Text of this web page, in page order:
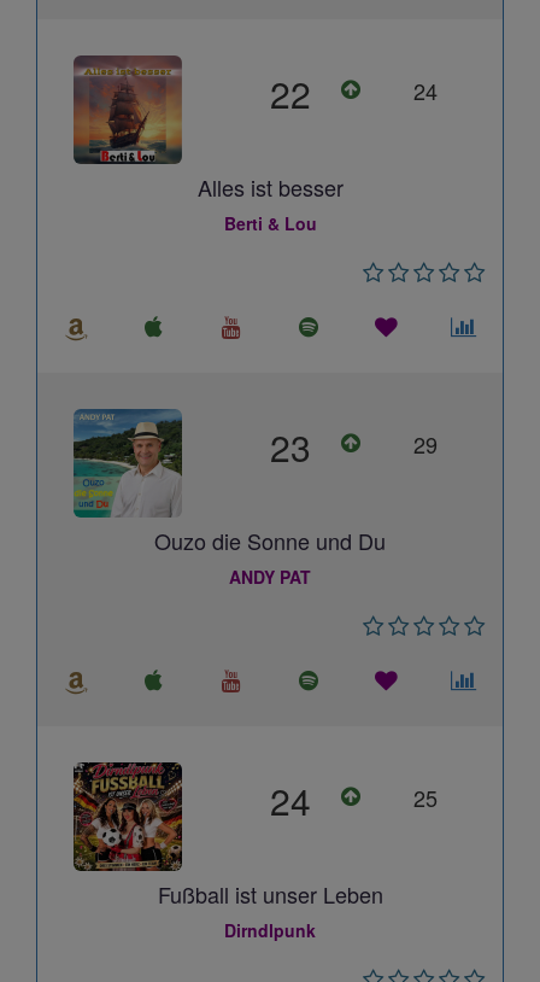
22 24
Alles ist besser
Berti & Lou
23 29
Ouzo die Sonne und Du
ANDY PAT
24 25
Fußball ist unser Leben
Dirndlpunk